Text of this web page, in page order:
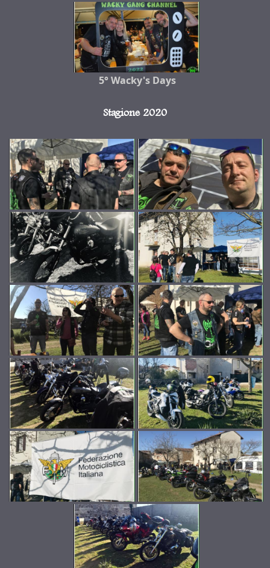
5° Wacky's Days
Stagione 2020